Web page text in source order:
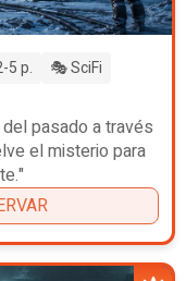
5 p.
🎭 SciFi
pasado a través
el misterio para